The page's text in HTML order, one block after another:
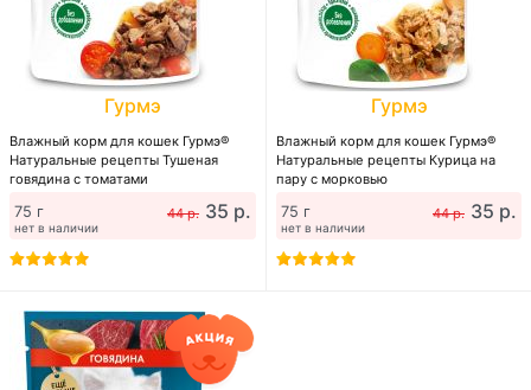
Гурмэ
Влажный корм для кошек Гурмэ®
Натуральные рецепты Тушеная
говядина с томатами
нет в наличии
75 г 44 р. 35 р.
Гурмэ
Влажный корм для кошек Гурмэ®
Натуральные рецепты Курица на
пару с морковью
нет в наличии
75 г 44 р. 35 р.